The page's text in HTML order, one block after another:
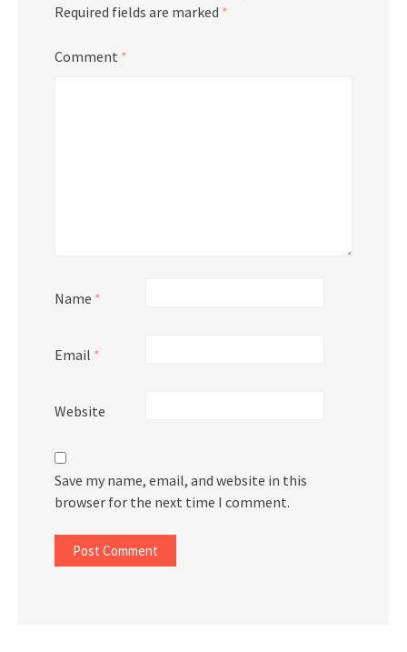
Required fields are marked *
Comment *
Name *
Email *
Website
Save my name, email, and website in this
browser for the next time I comment.